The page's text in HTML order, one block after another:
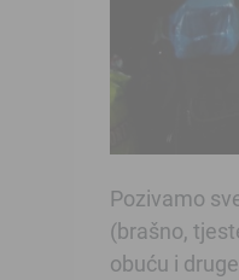
Pozivamo
(brašno,
obuću i